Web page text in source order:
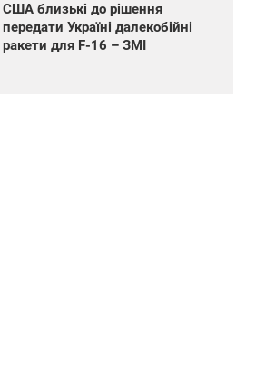
США близькі до рішення
передати Україні далекобійні
ракети для F-16 – ЗМІ